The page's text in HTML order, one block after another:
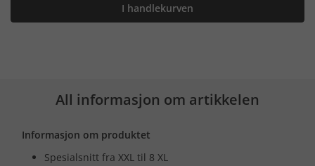
I handlekurven
All informasjon om artikkelen
Informasjon om produktet
Spesialsnitt fra XXL til 8 XL